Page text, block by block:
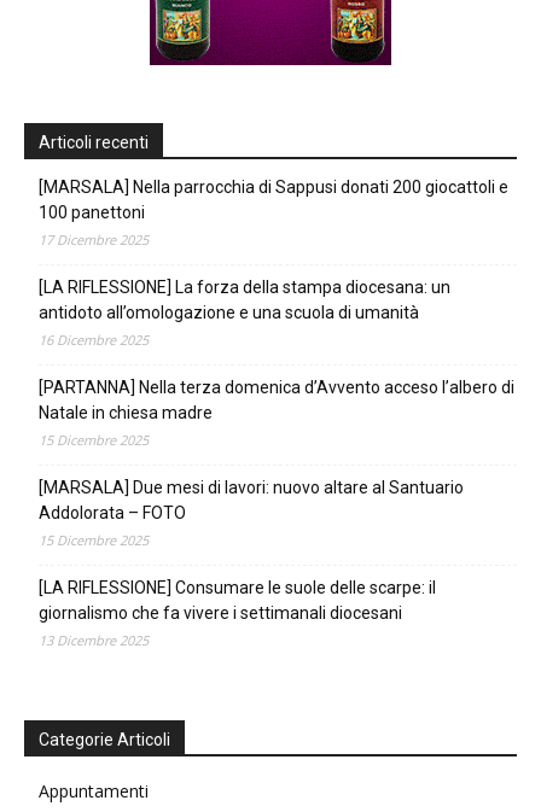
Articoli recenti
[MARSALA] Nella parrocchia di Sappusi donati 200 giocattoli e
100 panettoni
17 Dicembre 2025
[LA RIFLESSIONE] La forza della stampa diocesana: un
antidoto all’omologazione e una scuola di umanità
16 Dicembre 2025
[PARTANNA] Nella terza domenica d’Avvento acceso l’albero di
Natale in chiesa madre
15 Dicembre 2025
[MARSALA] Due mesi di lavori: nuovo altare al Santuario
Addolorata – FOTO
15 Dicembre 2025
[LA RIFLESSIONE] Consumare le suole delle scarpe: il
giornalismo che fa vivere i settimanali diocesani
13 Dicembre 2025
Categorie Articoli
Appuntamenti